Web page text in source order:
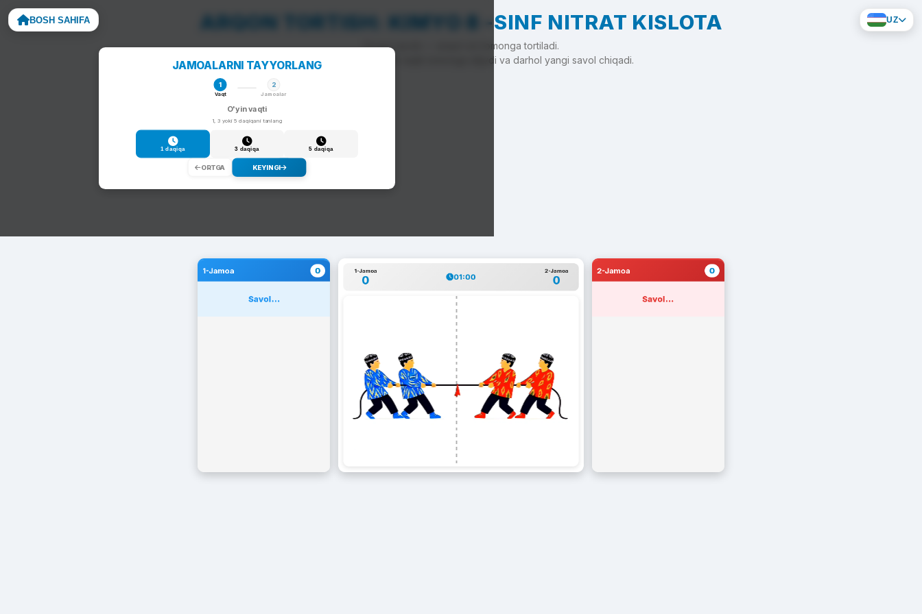
BOSH SAHIFA UZ
ARQON TORTISH: KIMYO 8 -SINF NITRAT KISLOTA
To'g'ri javob — arqon siz tomonga tortiladi.
Noto'g'ri javob — arqon raqib tomonga siljiydi va darhol yangi savol chiqadi.
JAMOALARNI TAYYORLANG
1
Vaqt
2
Jamoalar
O'yin vaqti
1, 3 yoki 5 daqiqani tanlang
1 daqiqa 3 daqiqa 5 daqiqa
ORTGA KEYINGI
1-Jamoa 0
Savol...
1-Jamoa
0 01:00
2-Jamoa
0
2-Jamoa 0
Savol...